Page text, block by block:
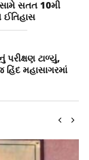
સતત 10મી
ઈતિહાસ
પરીક્ષણ ટાળ્યું,
મહાસાગરમાં